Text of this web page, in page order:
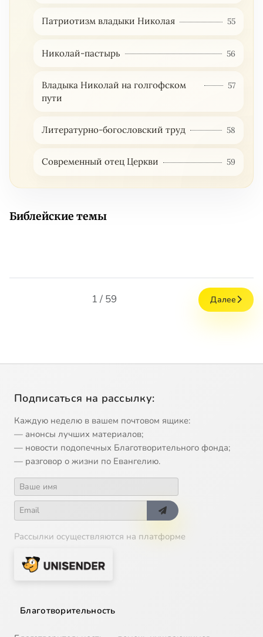
Патриотизм владыки Николая 55
Николай-пастырь 56
Владыка Николай на голгофском
пути
57
Литературно-богословский труд 58
Современный отец Церкви 59
Библейские темы
1 / 59 Далее
Подписаться на рассылку:
Каждую неделю в вашем почтовом ящике:
— анонсы лучших материалов;
— новости подопечных Благотворительного фонда;
— разговор о жизни по Евангелию.
Рассылки осуществляются на платформе
Благотворительность